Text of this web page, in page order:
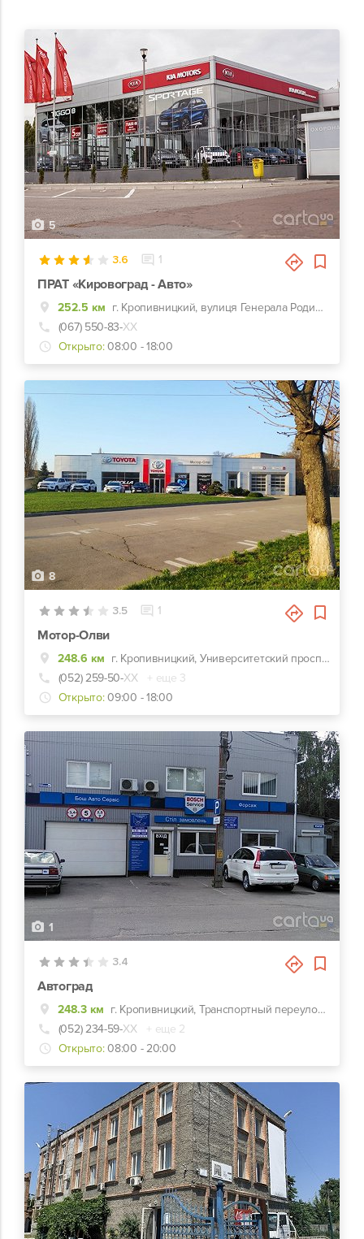
5
3.6 1
ПРАТ «Кировоград - Авто»
252.5 км
г. Кропивницкий, вулиця Генерала Родимцева, 123
(067) 550-83-ХХ
Открыто: 08:00 - 18:00
8
3.5 1
Мотор-Олви
248.6 км
г. Кропивницкий, Университетский проспект, 3а
(052) 259-50-ХХ
+ еще 3
Открыто: 09:00 - 18:00
1
3.4
Автоград
248.3 км
г. Кропивницкий, Транспортный переулок, 16
(052) 234-59-ХХ
+ еще 2
Открыто: 08:00 - 20:00